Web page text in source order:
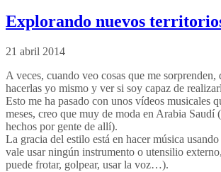
Explorando nuevos
21 abril 2014
A veces, cuando veo cosas que me sorprenden,
hacerlas yo mismo y ver si soy capaz de
Esto me ha pasado con unos vídeos musicales
meses, creo que muy de moda en Arabia Saudí
hechos por gente de allí).
La gracia del estilo está en hacer música
vale usar ningún instrumento o utensilio
puede frotar, golpear, usar la voz…).